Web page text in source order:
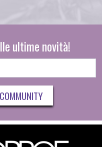
ultime novità!